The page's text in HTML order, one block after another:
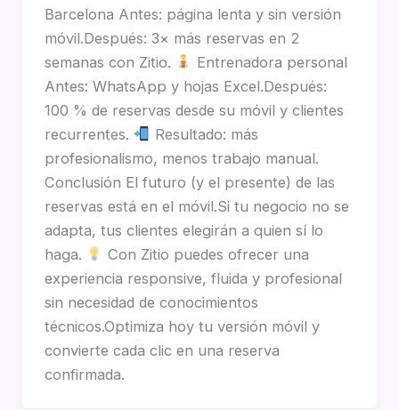
Barcelona Antes: página lenta y sin versión
móvil.Después: 3× más reservas en 2
semanas con Zitio.
Entrenadora personal
Antes: WhatsApp y hojas Excel.Después:
100 % de reservas desde su móvil y clientes
recurrentes.
Resultado: más
profesionalismo, menos trabajo manual.
Conclusión El futuro (y el presente) de las
reservas está en el móvil.Si tu negocio no se
adapta, tus clientes elegirán a quien sí lo
haga.
Con Zitio puedes ofrecer una
experiencia responsive, fluida y profesional
sin necesidad de conocimientos
técnicos.Optimiza hoy tu versión móvil y
convierte cada clic en una reserva
confirmada.